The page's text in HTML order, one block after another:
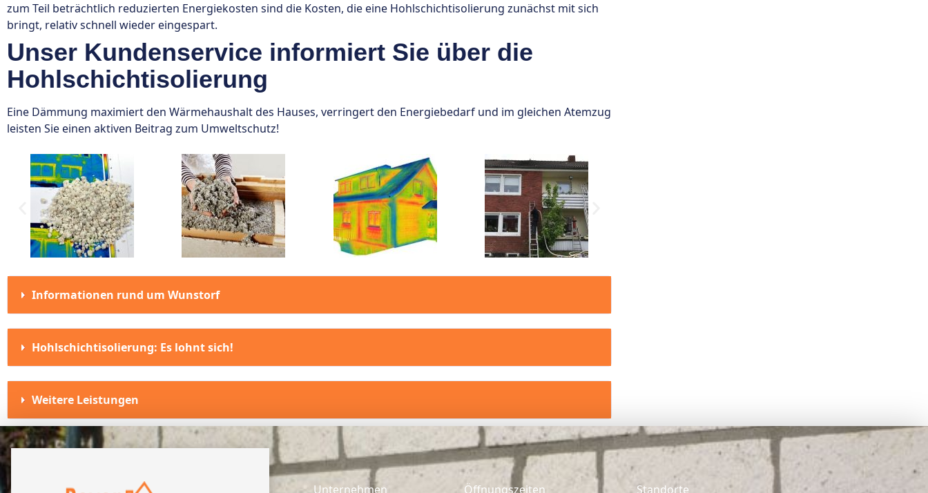
zum Teil beträchtlich reduzierten Energiekosten sind die Kosten, die eine Hohlschichtisolierung zunächst mit sich
bringt, relativ schnell wieder eingespart.
Unser Kundenservice informiert Sie über die
Hohlschichtisolierung
Eine Dämmung maximiert den Wärmehaushalt des Hauses, verringert den Energiebedarf und im gleichen Atemzug
leisten Sie einen aktiven Beitrag zum Umweltschutz!
Informationen rund um Wunstorf
Hohlschichtisolierung: Es lohnt sich!
Weitere Leistungen
Unternehmen Öffnungszeiten Standorte